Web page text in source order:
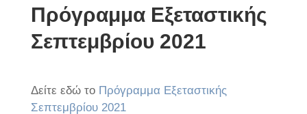
Πρόγραμμα Εξεταστικής
Σεπτεμβρίου 2021
Δείτε εδώ το Πρόγραμμα Εξεταστικής
Σεπτεμβρίου 2021